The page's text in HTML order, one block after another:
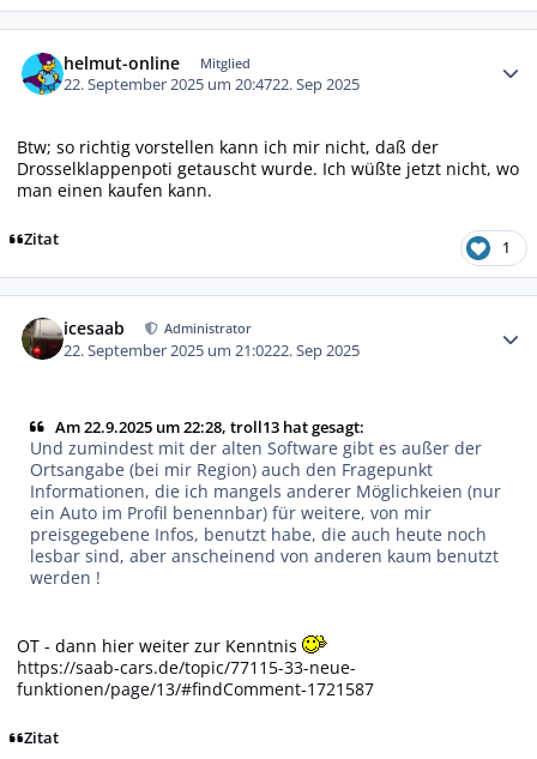
helmut-online Mitglied
22. September 2025 um 20:4722. Sep 2025
Btw; so richtig vorstellen kann ich mir nicht, daß der
Drosselklappenpoti getauscht wurde. Ich wüßte jetzt nicht, wo
man einen kaufen kann.
Zitat 1
icesaab Administrator
22. September 2025 um 21:0222. Sep 2025
Am 22.9.2025 um 22:28, troll13 hat gesagt:
Und zumindest mit der alten Software gibt es außer der
Ortsangabe (bei mir Region) auch den Fragepunkt
Informationen, die ich mangels anderer Möglichkeien (nur
ein Auto im Profil benennbar) für weitere, von mir
preisgegebene Infos, benutzt habe, die auch heute noch
lesbar sind, aber anscheinend von anderen kaum benutzt
werden !
OT - dann hier weiter zur Kenntnis
https://saab-cars.de/topic/77115-33-neue-
funktionen/page/13/#findComment-1721587
Zitat